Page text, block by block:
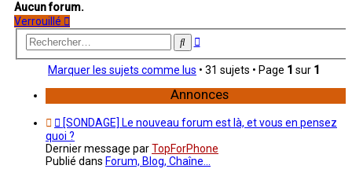
Aucun forum.
Verrouillé
Rechercher
Recherche
Marquer les sujets comme lus • 31 sujets • Page 1 sur 1
Annonces
[SONDAGE] Le nouveau forum est là, et vous en pensez
quoi ?
Dernier message parTopForPhone
Publié dans Forum, Blog, Chaîne...